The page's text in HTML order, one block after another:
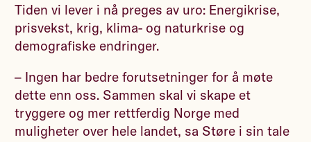
Tiden vi lever i nå preges av uro: Energikrise,
prisvekst, krig, klima- og naturkrise og
demografiske endringer.
– Ingen har bedre forutsetninger for å møte
dette enn oss. Sammen skal vi skape et
tryggere og mer rettferdig Norge med
muligheter over hele landet, sa Støre i sin tale